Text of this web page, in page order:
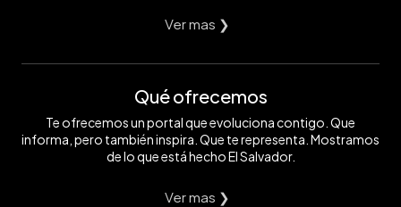
Ver mas ❯
Qué ofrecemos
Te ofrecemos un portal que evoluciona contigo. Que
informa, pero también inspira. Que te representa. Mostramos
de lo que está hecho El Salvador.
Ver mas ❯